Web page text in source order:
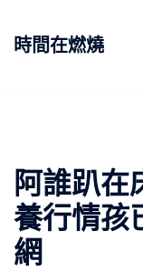
時間在燃燒
阿誰趴在
養行情孩
網